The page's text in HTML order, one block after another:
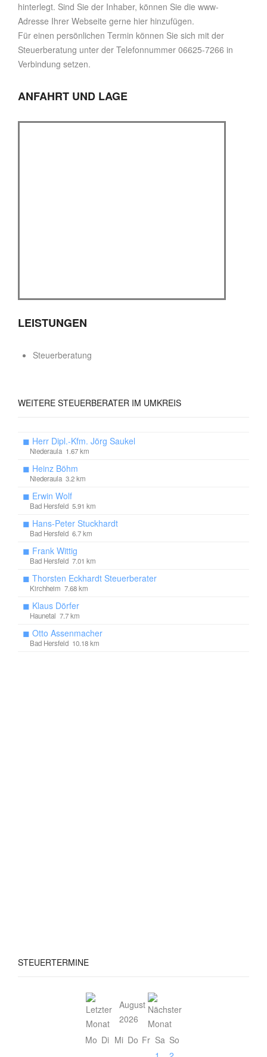
hinterlegt. Sind Sie der Inhaber, können Sie die www-
Adresse Ihrer Webseite gerne hier hinzufügen.
Für einen persönlichen Termin können Sie sich mit der
Steuerberatung unter der Telefonnummer 06625-7266 in
Verbindung setzen.
ANFAHRT UND LAGE
LEISTUNGEN
Steuerberatung
WEITERE STEUERBERATER IM UMKREIS
◼ Herr Dipl.-Kfm. Jörg Saukel
Niederaula 1.67 km
◼ Heinz Böhm
Niederaula 3.2 km
◼ Erwin Wolf
Bad Hersfeld 5.91 km
◼ Hans-Peter Stuckhardt
Bad Hersfeld 6.7 km
◼ Frank Wittig
Bad Hersfeld 7.01 km
◼ Thorsten Eckhardt Steuerberater
Kirchheim 7.68 km
◼ Klaus Dörfer
Haunetal 7.7 km
◼ Otto Assenmacher
Bad Hersfeld 10.18 km
STEUERTERMINE
August
2026
Mo Di Mi Do Fr Sa So